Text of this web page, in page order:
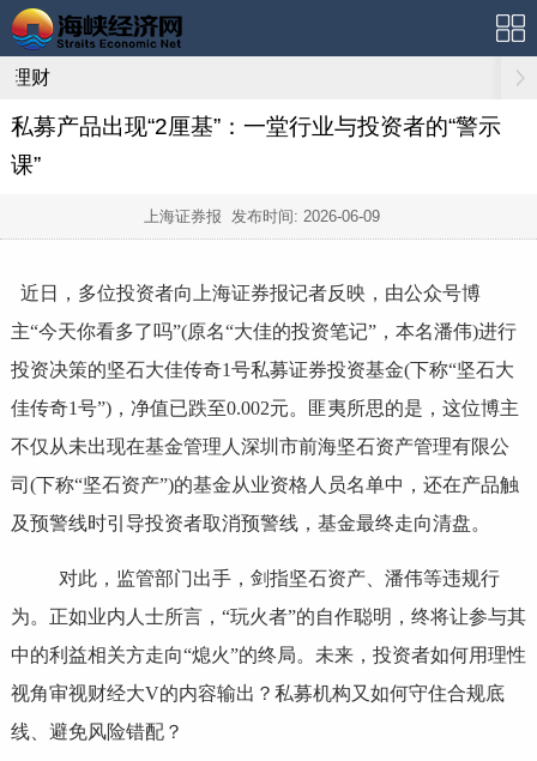
理财
私募产品出现“2厘基”：一堂行业与投资者的“警示
课”
上海证券报 发布时间: 2026-06-09
近日，多位投资者向上海证券报记者反映，由公众号博
主“今天你看多了吗”(原名“大佳的投资笔记”，本名潘伟)进行
投资决策的坚石大佳传奇1号私募证券投资基金(下称“坚石大
佳传奇1号”)，净值已跌至0.002元。匪夷所思的是，这位博主
不仅从未出现在基金管理人深圳市前海坚石资产管理有限公
司(下称“坚石资产”)的基金从业资格人员名单中，还在产品触
及预警线时引导投资者取消预警线，基金最终走向清盘。
对此，监管部门出手，剑指坚石资产、潘伟等违规行
为。正如业内人士所言，“玩火者”的自作聪明，终将让参与其
中的利益相关方走向“熄火”的终局。未来，投资者如何用理性
视角审视财经大V的内容输出？私募机构又如何守住合规底
线、避免风险错配？